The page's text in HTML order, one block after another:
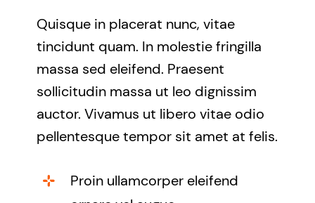
Quisque in placerat nunc, vitae
tincidunt quam. In molestie fringilla
massa sed eleifend. Praesent
sollicitudin massa ut leo dignissim
auctor. Vivamus ut libero vitae odio
pellentesque tempor sit amet at felis.
Proin ullamcorper eleifend